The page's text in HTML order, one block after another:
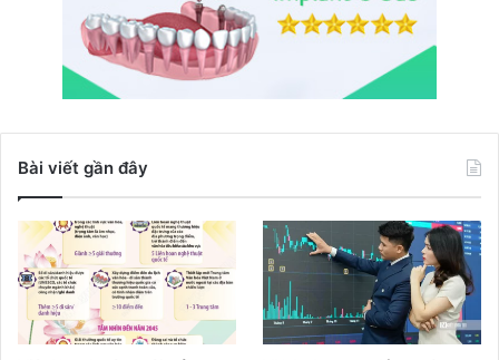
Bài viết gần đây